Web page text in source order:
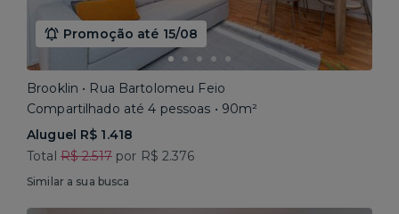
Promoção até 15/08
Brooklin • Rua Bartolomeu Feio
Compartilhado até 4 pessoas • 90m²
Aluguel R$ 1.418
Total R$ 2.517por R$ 2.376
Similar a sua busca